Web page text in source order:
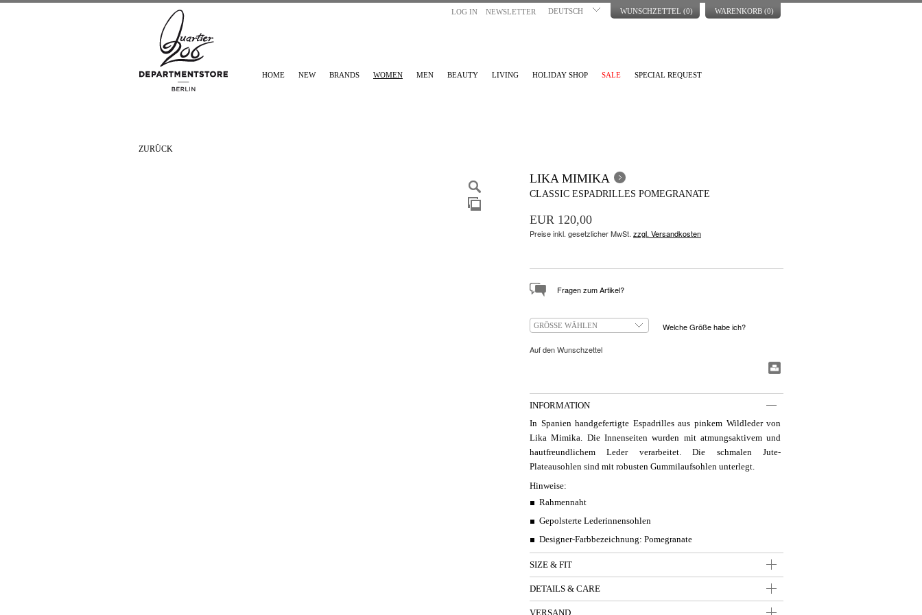
LOG IN NEWSLETTER DEUTSCH WUNSCHZETTEL (0) WARENKORB (0)
HOME NEW BRANDS WOMEN MEN BEAUTY LIVING HOLIDAY SHOP SALE SPECIAL REQUEST
ZURÜCK
LIKA MIMIKA
CLASSIC ESPADRILLES POMEGRANATE
EUR 120,00
Preise inkl. gesetzlicher MwSt. zzgl. Versandkosten
Fragen zum Artikel?
GRÖSSE WÄHLEN Welche Größe habe ich?
Auf den Wunschzettel
INFORMATION
In Spanien handgefertigte Espadrilles aus pinkem Wildleder von
Lika Mimika. Die Innenseiten wurden mit atmungsaktivem und
hautfreundlichem Leder verarbeitet. Die schmalen Jute-
Plateausohlen sind mit robusten Gummilaufsohlen unterlegt.
Hinweise:
Rahmennaht
Gepolsterte Lederinnensohlen
Designer-Farbbezeichnung: Pomegranate
SIZE & FIT
DETAILS & CARE
VERSAND